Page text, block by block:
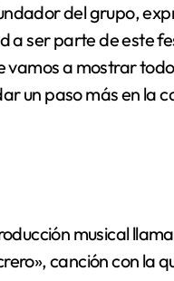
del grupo,
a ser parte de este
vamos a mostrar
un paso más en la
musical
canción con